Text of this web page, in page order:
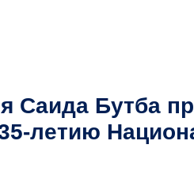
Саида Бутба
летию